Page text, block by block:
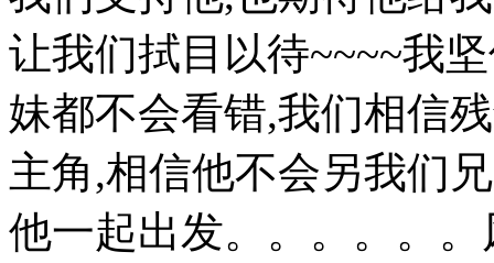
让我们拭目以待~~~~我
妹都不会看错,我们相信
主角,相信他不会另我们
他一起出发。。。。。